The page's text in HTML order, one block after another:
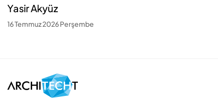
Yasir Akyüz
16 Temmuz 2026 Perşembe